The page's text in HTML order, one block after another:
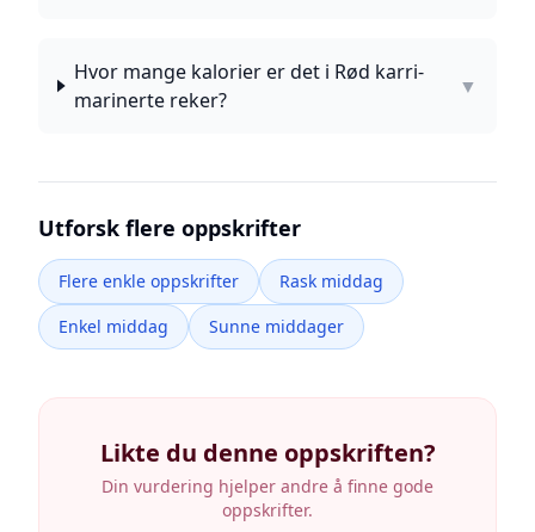
Hvor mange kalorier er det i Rød karri-
marinerte reker?
▼
Utforsk flere oppskrifter
Flere enkle oppskrifter
Rask middag
Enkel middag
Sunne middager
Likte du denne oppskriften?
Din vurdering hjelper andre å finne gode
oppskrifter.